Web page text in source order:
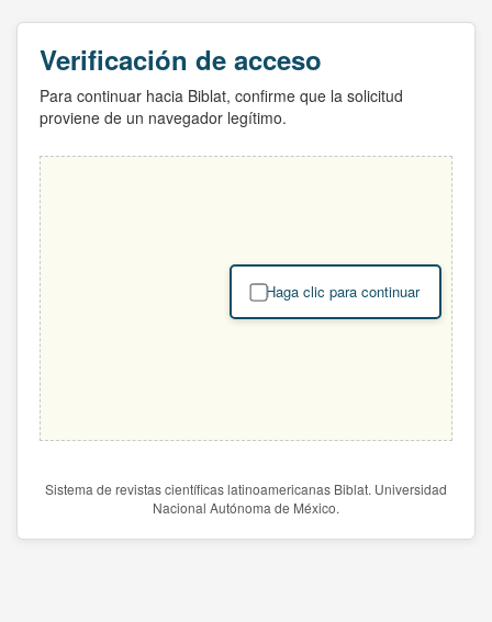
Verificación de acceso
Para continuar hacia Biblat, confirme que la solicitud
proviene de un navegador legítimo.
Haga clic para continuar
Sistema de revistas científicas latinoamericanas Biblat. Universidad
Nacional Autónoma de México.